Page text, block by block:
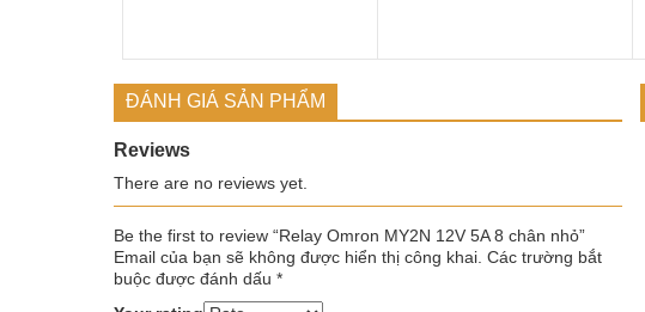
ĐÁNH GIÁ SẢN PHẨM
Reviews
There are no reviews yet.
Be the first to review “Relay Omron MY2N 12V 5A 8 chân nhỏ”
Email của bạn sẽ không được hiển thị công khai. Các trường bắt
buộc được đánh dấu *